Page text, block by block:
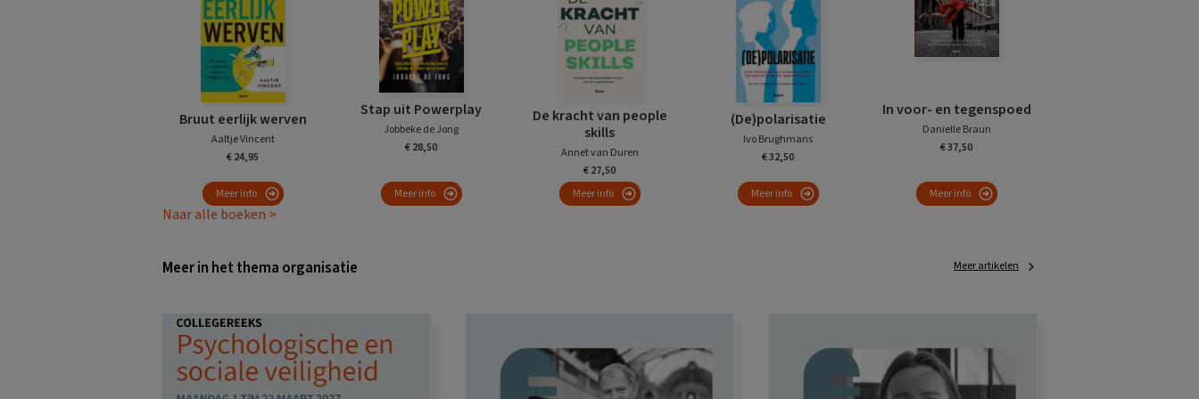
Bruut eerlijk werven
Aaltje Vincent
€ 24,95
Meer info
Stap uit Powerplay
Jobbeke de Jong
€ 28,50
Meer info
De kracht van people
skills
Annet van Duren
€ 27,50
Meer info
(De)polarisatie
Ivo Brughmans
€ 32,50
Meer info
In voor- en tegenspoed
Danielle Braun
€ 37,50
Meer info
Naar alle boeken >
Meer in het thema organisatie Meer artikelen